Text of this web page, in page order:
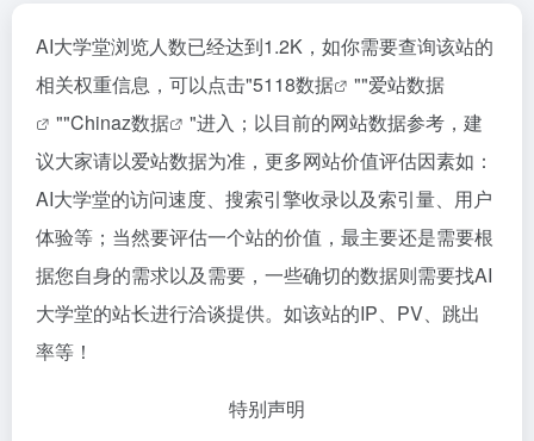
AI大学堂浏览人数已经达到1.2K，如你需要查询该站的
相关权重信息，可以点击"5118数据 ""爱站数据
""Chinaz数据
"进入；以目前的网站数据参考，建
议大家请以爱站数据为准，更多网站价值评估因素如：
AI大学堂的访问速度、搜索引擎收录以及索引量、用户
体验等；当然要评估一个站的价值，最主要还是需要根
据您自身的需求以及需要，一些确切的数据则需要找AI
大学堂的站长进行洽谈提供。如该站的IP、PV、跳出
率等！
特别声明